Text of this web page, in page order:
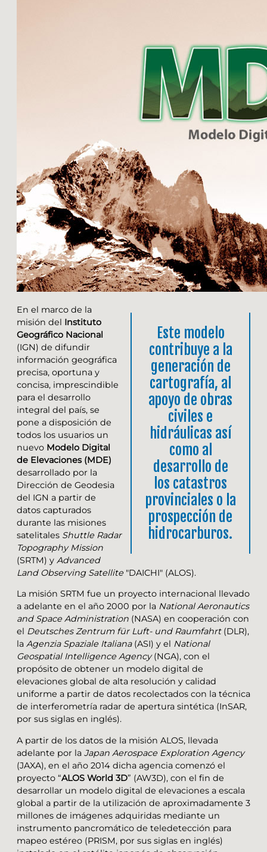
Este modelo
contribuye a la
generación de
cartografía, al
apoyo de obras
civiles e
hidráulicas así
como al
desarrollo de
los catastros
provinciales o la
prospección de
hidrocarburos.
En el marco de la
misión del Instituto
Geográfico Nacional
(IGN) de difundir
información geográfica
precisa, oportuna y
concisa, imprescindible
para el desarrollo
integral del país, se
pone a disposición de
todos los usuarios un
nuevo Modelo Digital
de Elevaciones (MDE)
desarrollado por la
Dirección de Geodesia
del IGN a partir de
datos capturados
durante las misiones
satelitales Shuttle Radar
Topography Mission
(SRTM) y Advanced
Land Observing Satellite "DAICHI" (ALOS).
La misión SRTM fue un proyecto internacional llevado
a adelante en el año 2000 por la National Aeronautics
and Space Administration (NASA) en cooperación con
el Deutsches Zentrum für Luft- und Raumfahrt(DLR),
la Agenzia Spaziale Italiana(ASI) y el National
Geospatial Intelligence Agency(NGA), con el
propósito de obtener un modelo digital de
elevaciones global de alta resolución y calidad
uniforme a partir de datos recolectados con la técnica
de interferometría radar de apertura sintética (InSAR,
por sus siglas en inglés).
A partir de los datos de la misión ALOS, llevada
adelante por la Japan Aerospace Exploration Agency
(JAXA), en el año 2014 dicha agencia comenzó el
proyecto “ALOS World 3D” (AW3D), con el fin de
desarrollar un modelo digital de elevaciones a escala
global a partir de la utilización de aproximadamente 3
millones de imágenes adquiridas mediante un
instrumento pancromático de teledetección para
mapeo estéreo (PRISM, por sus siglas en inglés)